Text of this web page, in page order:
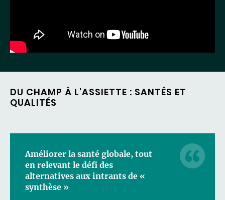
DU CHAMP À L'ASSIETTE : SANTÉS ET
QUALITÉS
Améliorer la santé globale, tout
en relevant le défi des
alternatives aux intrants de «
synthèse »